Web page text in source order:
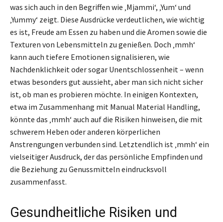
was sich auch in den Begriffen wie ‚Mjammi‘, ‚Yum‘ und
‚Yummy‘ zeigt. Diese Ausdrücke verdeutlichen, wie wichtig
es ist, Freude am Essen zu haben und die Aromen sowie die
Texturen von Lebensmitteln zu genießen. Doch ‚mmh‘
kann auch tiefere Emotionen signalisieren, wie
Nachdenklichkeit oder sogar Unentschlossenheit – wenn
etwas besonders gut aussieht, aber man sich nicht sicher
ist, ob man es probieren möchte. In einigen Kontexten,
etwa im Zusammenhang mit Manual Material Handling,
könnte das ‚mmh‘ auch auf die Risiken hinweisen, die mit
schwerem Heben oder anderen körperlichen
Anstrengungen verbunden sind. Letztendlich ist ‚mmh‘ ein
vielseitiger Ausdruck, der das persönliche Empfinden und
die Beziehung zu Genussmitteln eindrucksvoll
zusammenfasst.
Gesundheitliche Risiken und